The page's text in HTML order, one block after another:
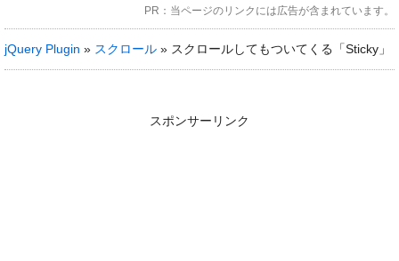
WordPress
PR：当ページのリンクには広告が含まれています。
jQuery Plugin » スクロール » スクロールしてもついてくる「Sticky」
スポンサーリンク